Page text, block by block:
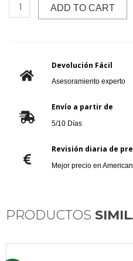
ADD TO CART
Devolución Fácil
Asesoramiento experto
Envío a partir de
5/10 Días
Revisión diaria de
Mejor precio en
PRODUCTOS